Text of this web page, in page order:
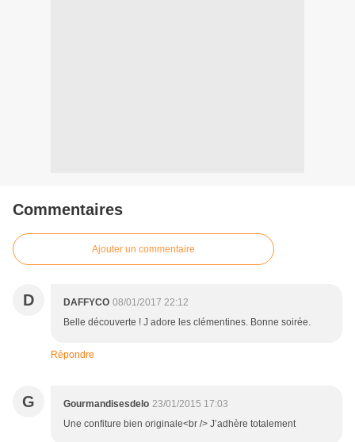
Commentaires
Ajouter un commentaire
D DAFFYCO 08/01/2017 22:12
Belle découverte ! J adore les clémentines. Bonne soirée.
Répondre
G Gourmandisesdelo 23/01/2015 17:03
Une confiture bien originale<br /> J’adhère totalement